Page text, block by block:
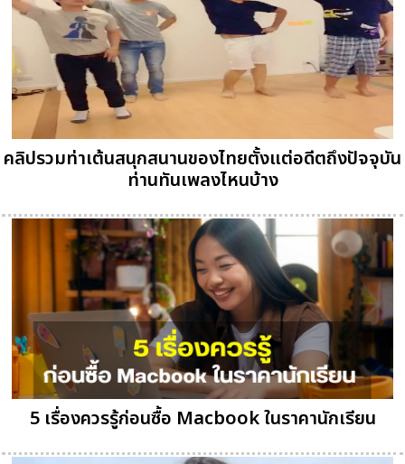
คลิปรวมท่าเต้นสนุกสนานของไทยตั้งแต่อดีตถึงปัจจุบัน
ท่านทันเพลงไหนบ้าง
5 เรื่องควรรู้ก่อนซื้อ Macbook ในราคานักเรียน